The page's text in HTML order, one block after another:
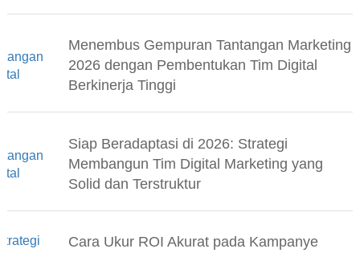
Menembus Gempuran Tantangan Marketing
2026 dengan Pembentukan Tim Digital
Berkinerja Tinggi
Siap Beradaptasi di 2026: Strategi
Membangun Tim Digital Marketing yang
Solid dan Terstruktur
Cara Ukur ROI Akurat pada Kampanye